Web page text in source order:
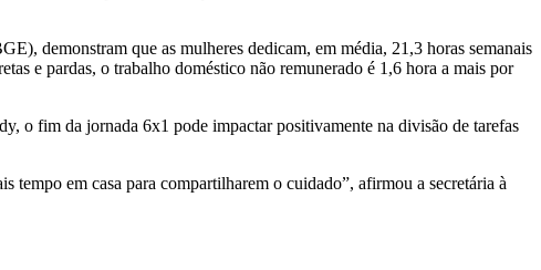
demonstram que as mulheres dedicam, em média, 21,3 horas semanais
e pardas, o trabalho doméstico não remunerado é 1,6 hora a mais por
o fim da jornada 6x1 pode impactar positivamente na divisão de tarefas
tempo em casa para compartilharem o cuidado”, afirmou a secretária à